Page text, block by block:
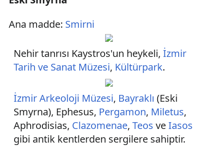
Ana madde: Smirni
Nehir tanrısı Kaystros'un heykeli, İzmir
Tarih ve Sanat Müzesi, Kültürpark.
İzmir Arkeoloji Müzesi, Bayraklı (Eski
Smyrna), Ephesus, Pergamon, Miletus,
Aphrodisias, Clazomenae, Teos veIasos
gibi antik kentlerden sergilere sahiptir.